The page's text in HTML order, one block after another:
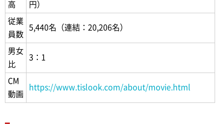
高
円）
従業
員数
5,440名（連結：20,206名）
男女
比
3：1
CM
動画
https://www.tislook.com/about/movie.html